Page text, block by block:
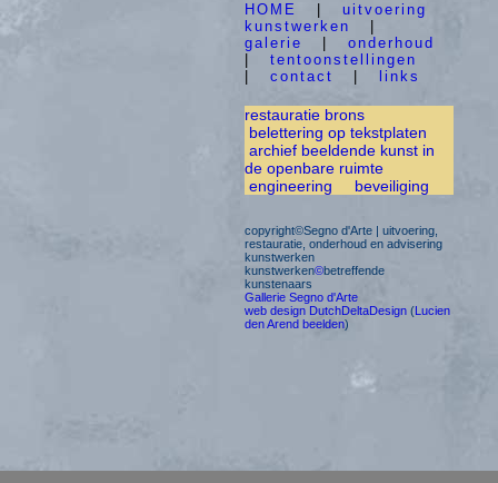
HOME
uitvoering
kunstwerken
galerie
onderhoud
tentoonstellingen
contact links
restauratie brons
belettering op tekstplaten
archief beeldende kunst in
de openbare ruimte
engineering
beveiliging
copyright©Segno d'Arte | uitvoering,
restauratie, onderhoud en advisering
kunstwerken
kunstwerken©betreffende
kunstenaars
Gallerie Segno d'Arte
web design DutchDeltaDesign ( Lucien
den Arend beelden)